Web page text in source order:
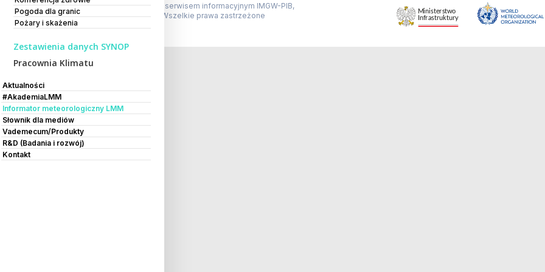
Pogoda dla granic
Pożary i skażenia
Zestawienia danych SYNOP
Pracownia Klimatu
Aktualności
#AkademiaLMM
Informator meteorologiczny LMM
Słownik dla mediów
Vademecum/Produkty
R&D (Badania i rozwój)
Kontakt
Powyższa strona jest serwisem informacyjnym IMGW-PIB,
Copyright IMGW-PIB Wszelkie prawa zastrzeżone